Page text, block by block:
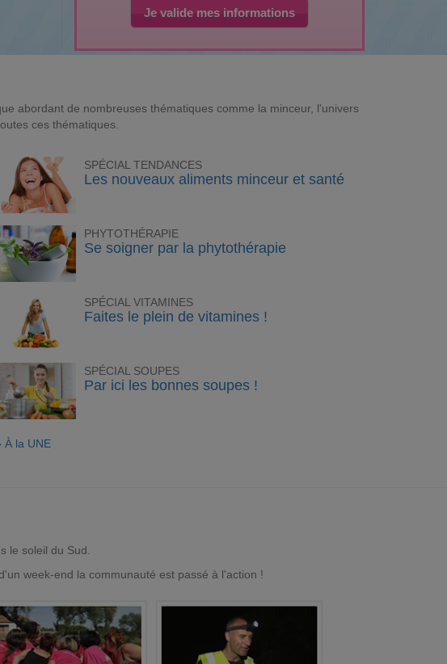
Je valide mes informations
abordant de nombreuses thématiques comme la minceur, l'univers
ces thématiques.
SPÉCIAL TENDANCES
Les nouveaux aliments minceur et santé
PHYTOTHÉRAPIE
Se soigner par la phytothérapie
SPÉCIAL VITAMINES
Faites le plein de vitamines !
SPÉCIAL SOUPES
Par ici les bonnes soupes !
À la UNE
le soleil du Sud.
week-end la communauté est passé à l'action !